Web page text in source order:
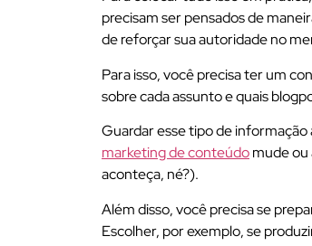
precisam ser pensados de
de reforçar sua autoridade no
Para isso, você precisa ter um
sobre cada assunto e quais
Guardar esse tipo de informação
marketing de conteúdomude ou
aconteça, né?).
Além disso, você precisa se
Escolher, por exemplo, se